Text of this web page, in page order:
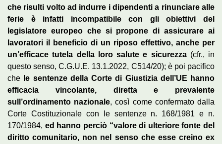
che risulti volto ad indurre i dipendenti a rinunciare alle
ferie è infatti incompatibile con gli obiettivi del
legislatore europeo che si propone di assicurare ai
lavoratori il beneficio di un riposo effettivo, anche per
un’efficace tutela della loro salute e sicurezza(cfr., in
questo senso, C.G.U.E. 13.1.2022, C514/20); è poi pacifico
che le sentenze della Corte di Giustizia dell’UE hanno
efficacia vincolante, diretta e prevalente
sull’ordinamento nazionale, così come confermato dalla
Corte Costituzionale con le sentenze n. 168/1981 e n.
170/1984, ed hanno perciò “valore di ulteriore fonte del
diritto comunitario, non nel senso che esse creino ex